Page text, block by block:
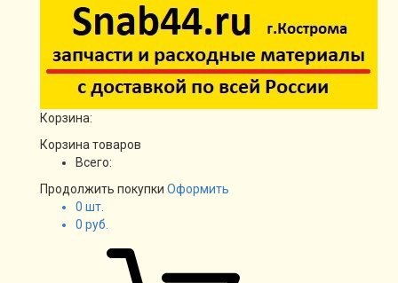
Корзина:
Корзина товаров
Всего:
Продолжить покупки Оформить
0 шт.
0 руб.